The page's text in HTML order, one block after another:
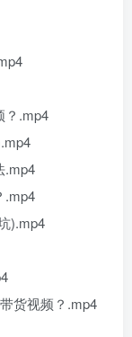
？.mp4
.mp4
.mp4
).mp4
货视频？.mp4